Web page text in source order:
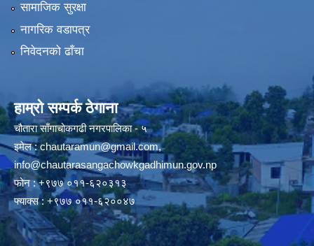
सामाजिक सुरक्षा
नागरिक वडापत्र
निवेदनको ढाँचा
हाम्रो सम्पर्क ठेगाना
चौतारा साँगाचोकगढी नगरपालिका - ५
इमेल :chautaramun@gmail.com,
info@chautarasangachowkgadhimun.gov.np
फोन : +९७७ ०११-६२०३१३
फ्याक्स : +९७७ ०११-६२००४७